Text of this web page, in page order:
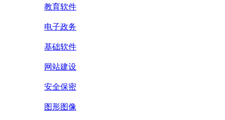
教育软件
电子政务
基础软件
网站建设
安全保密
图形图像